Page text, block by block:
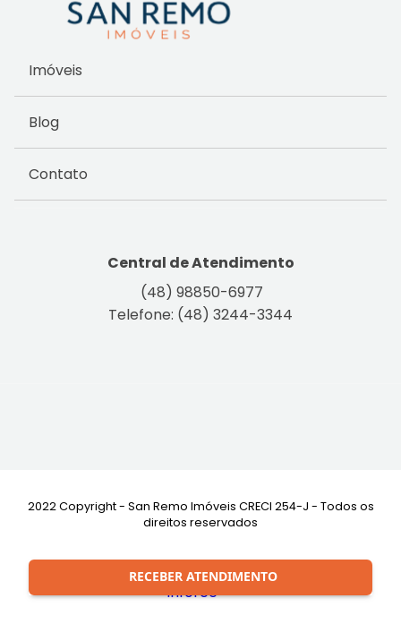
RECEBER ATENDIMENTO
Imóveis
Blog
Contato
Central de Atendimento
(48) 98850-6977
Telefone: (48) 3244-3344
2022 Copyright - San Remo Imóveis CRECI 254-J - Todos os
direitos reservados